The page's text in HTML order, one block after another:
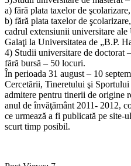
a) fără plata taxelor de
b) fără plata taxelor de
cadrul extensiunii universitare
Galaţi la Universitatea de „B.P.
4) Studii universitare de doctorat
fără bursă – 50 locuri.
În perioada 31 august – 10
Cercetării, Tineretului şi
admitere pentru tinerii de origine
anul de învăţământ 2011- 2012,
ce urmează a fi publicată pe site-ul
scurt timp posibil.